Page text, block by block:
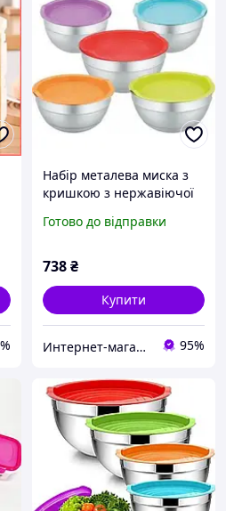
Набір металева миска з
кришкою з нержавіючої
природи миски ємності
Готово до відправки
738₴
Купити
Интернет-магазин «Мегавольт» 95%